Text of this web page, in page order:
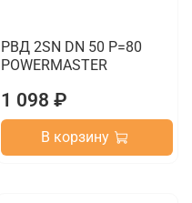
РВД 2SN DN 50 P=80
POWERMASTER
1 098 ₽
В корзину